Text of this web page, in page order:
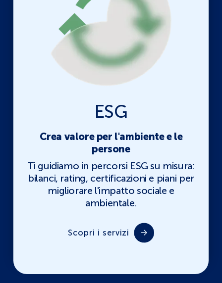
ESG
Crea valore per l'ambiente e le
persone
Ti guidiamo in percorsi ESG su misura:
bilanci, rating, certificazioni e piani per
migliorare l'impatto sociale e
ambientale.
Scopri i servizi